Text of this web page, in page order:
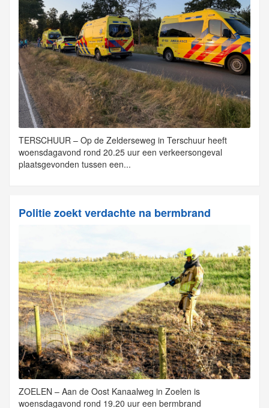
TERSCHUUR – Op de Zelderseweg in Terschuur heeft
woensdagavond rond 20.25 uur een verkeersongeval
plaatsgevonden tussen een...
Politie zoekt verdachte na bermbrand
ZOELEN – Aan de Oost Kanaalweg in Zoelen is
woensdagavond rond 19.20 uur een bermbrand